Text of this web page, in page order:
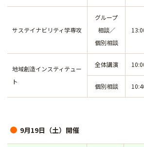
サステイナビリティ学専攻
グループ
相談／
個別相談
地域創造インスティテュー
ト
全体講演
個別相談
9月19日（土）開催